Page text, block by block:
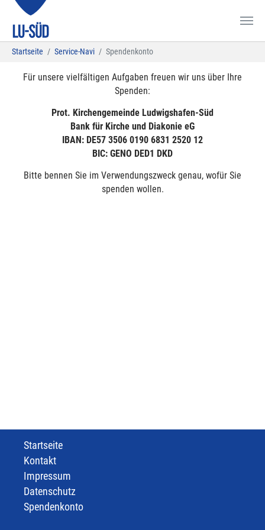
Zum Hauptinhalt springen
Sie sind hier:
Startseite Service-Navi Spendenkonto
Für unsere vielfältigen Aufgaben freuen wir uns über Ihre
Spenden:
Prot. Kirchengemeinde Ludwigshafen-Süd
Bank für Kirche und Diakonie eG
IBAN: DE57 3506 0190 6831 2520 12
BIC: GENO DED1 DKD
Bitte bennen Sie im Verwendungszweck genau, wofür Sie
spenden wollen.
Startseite
Kontakt
Impressum
Datenschutz
Spendenkonto